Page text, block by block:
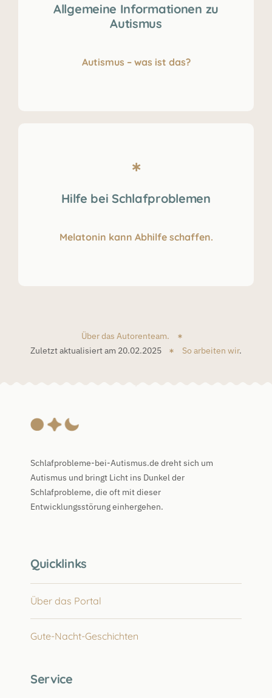
Allgemeine Informationen zu
Autismus
Autismus – was ist das?
Hilfe bei Schlafproblemen
Melatonin kann Abhilfe schaffen.
Über das Autorenteam.
Zuletzt aktualisiert am 20.02.2025
So arbeiten wir.
Schlafprobleme-bei-Autismus.de dreht sich um
Autismus und bringt Licht ins Dunkel der
Schlafprobleme, die oft mit dieser
Entwicklungsstörung einhergehen.
Quicklinks
Über das Portal
Gute-Nacht-Geschichten
Service